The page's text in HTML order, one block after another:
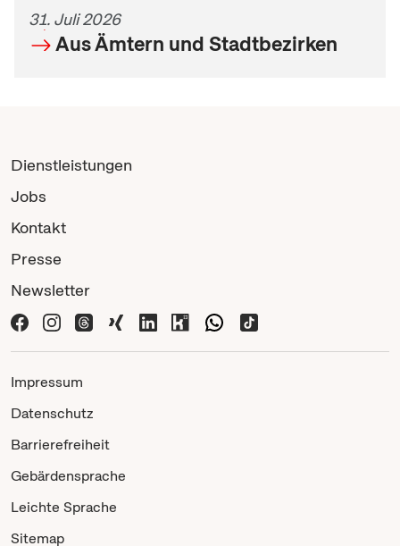
31. Juli 2026
Aus Ämtern und Stadtbezirken
Dienstleistungen
Jobs
Kontakt
Presse
Newsletter
Impressum
Datenschutz
Barrierefreiheit
Gebärdensprache
Leichte Sprache
Sitemap